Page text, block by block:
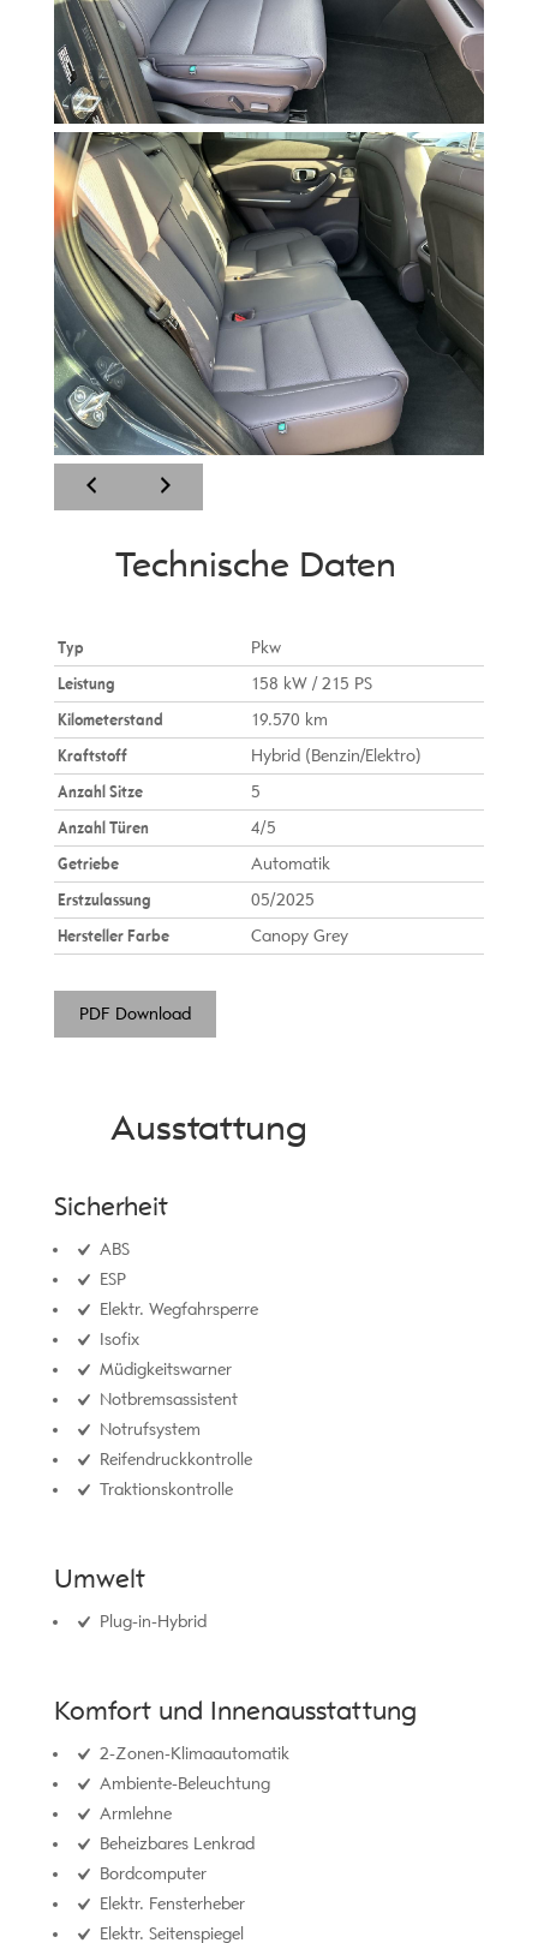
Technische Daten
Typ
Pkw
Leistung
158 kW / 215 PS
Kilometerstand
19.570 km
Kraftstoff
Hybrid (Benzin/Elektro)
Anzahl Sitze
5
Anzahl Türen
4/5
Getriebe
Automatik
Erstzulassung
05/2025
Hersteller Farbe
Canopy Grey
PDF Download
Ausstattung
Sicherheit
ABS
ESP
Elektr. Wegfahrsperre
Isofix
Müdigkeitswarner
Notbremsassistent
Notrufsystem
Reifendruckkontrolle
Traktionskontrolle
Umwelt
Plug-in-Hybrid
Komfort und Innenausstattung
2-Zonen-Klimaautomatik
Ambiente-Beleuchtung
Armlehne
Beheizbares Lenkrad
Bordcomputer
Elektr. Fensterheber
Elektr. Seitenspiegel